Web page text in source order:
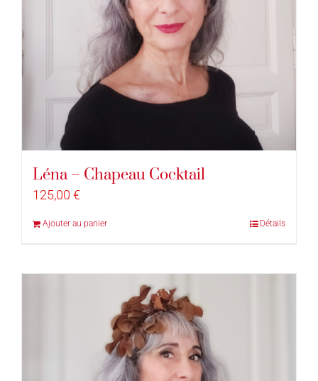
Léna – Chapeau Cocktail
125,00 €
Ajouter au panier Détails